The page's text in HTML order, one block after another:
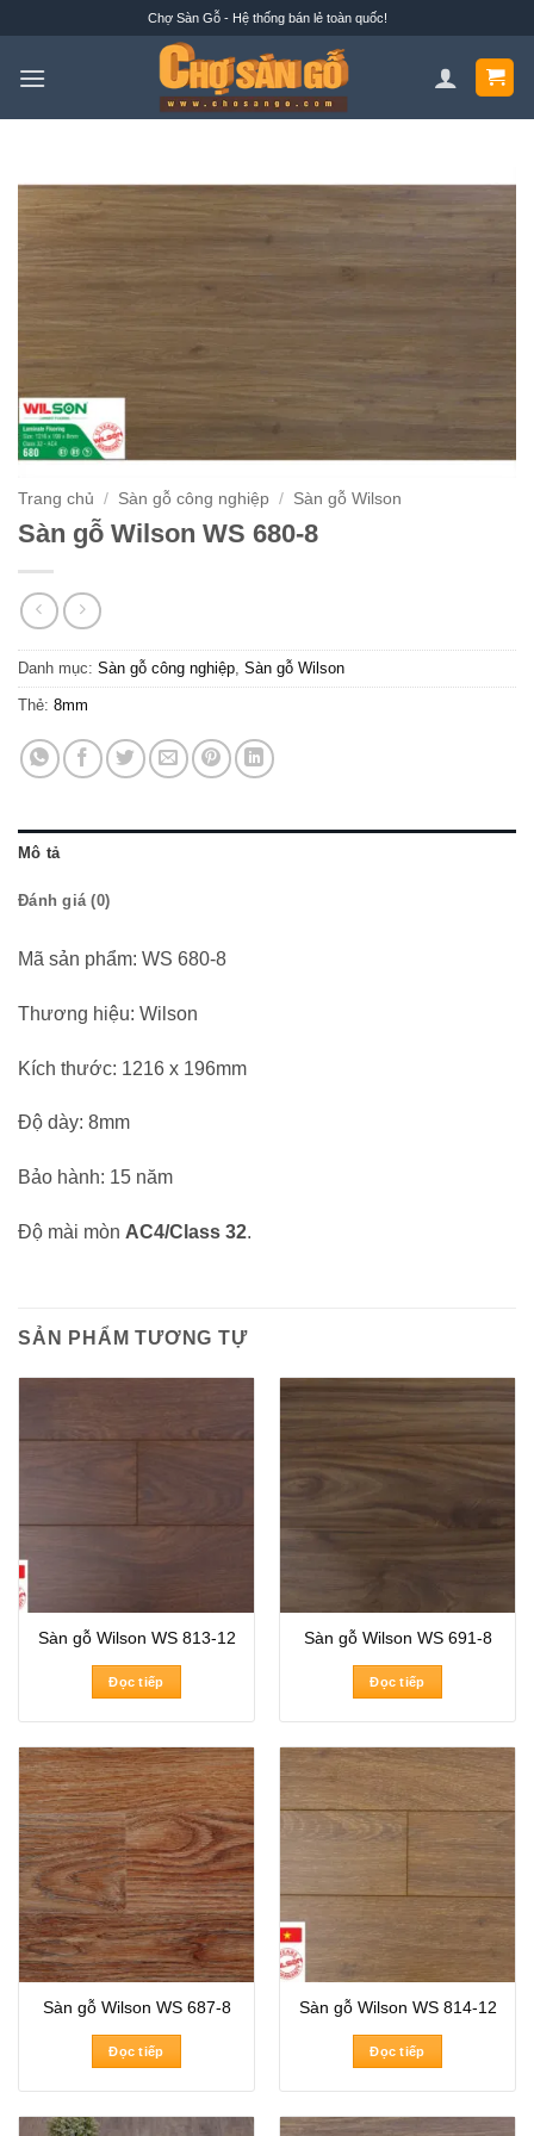
nội
Chợ Sàn Gỗ - Hệ thống bán lẻ toàn quốc!
Trang chủ / Sàn gỗ công nghiệp / Sàn gỗ Wilson
Sàn gỗ Wilson WS 680-8
Danh mục: Sàn gỗ công nghiệp, Sàn gỗ Wilson
Thẻ: 8mm
Mô tả
Đánh giá (0)
Mã sản phẩm: WS 680-8
Thương hiệu: Wilson
Kích thước: 1216 x 196mm
Độ dày: 8mm
Bảo hành: 15 năm
Độ mài mòn AC4/Class 32.
SẢN PHẨM TƯƠNG TỰ
Sàn gỗ Wilson WS 813-12
Đọc tiếp
Sàn gỗ Wilson WS 691-8
Đọc tiếp
Sàn gỗ Wilson WS 687-8
Đọc tiếp
Sàn gỗ Wilson WS 814-12
Đọc tiếp